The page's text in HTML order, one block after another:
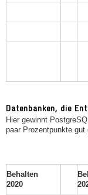
Datenbanken, die
Hier gewinnt
paar Prozentpunkte gut
Behalten
2020